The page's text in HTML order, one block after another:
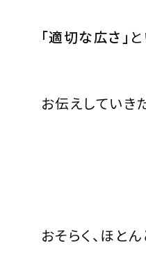
「適切な広さ」
お伝えしていき
おそらく、ほと